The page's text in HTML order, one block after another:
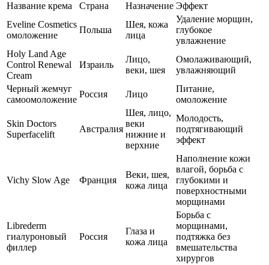
Название крема Страна Назначение Эффект
Eveline Cosmetics
омоложение
Польша
Шея, кожа
лица
Удаление морщин,
глубокое
увлажнение
Holy Land Age
Control Renewal
Cream
Израиль
Лицо,
веки, шея
Омолаживающий,
увлажняющий
Черный жемчуг
самоомоложение
Россия Лицо
Питание,
омоложение
Skin Doctors
Superfacelift
Австралия
Шея, лицо,
веки
нижние и
верхние
Молодость,
подтягивающий
эффект
Vichy Slow Age Франция
Веки, шея,
кожа лица
Наполнение кожи
влагой, борьба с
глубокими и
поверхностными
морщинами
Librederm
гиалуроновый
филлер
Россия
Глаза и
кожа лица
Борьба с
морщинами,
подтяжка без
вмешательства
хирургов